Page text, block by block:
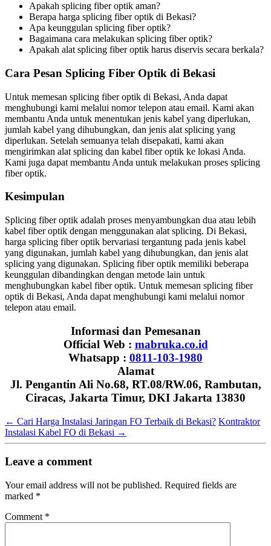
Apakah splicing fiber optik aman?
Berapa harga splicing fiber optik di Bekasi?
Apa keunggulan splicing fiber optik?
Bagaimana cara melakukan splicing fiber optik?
Apakah alat splicing fiber optik harus diservis secara berkala?
Cara Pesan Splicing Fiber Optik di Bekasi
Untuk memesan splicing fiber optik di Bekasi, Anda dapat
menghubungi kami melalui nomor telepon atau email. Kami akan
membantu Anda untuk menentukan jenis kabel yang diperlukan,
jumlah kabel yang dihubungkan, dan jenis alat splicing yang
diperlukan. Setelah semuanya telah disepakati, kami akan
mengirimkan alat splicing dan kabel fiber optik ke lokasi Anda.
Kami juga dapat membantu Anda untuk melakukan proses splicing
fiber optik.
Kesimpulan
Splicing fiber optik adalah proses menyambungkan dua atau lebih
kabel fiber optik dengan menggunakan alat splicing. Di Bekasi,
harga splicing fiber optik bervariasi tergantung pada jenis kabel
yang digunakan, jumlah kabel yang dihubungkan, dan jenis alat
splicing yang digunakan. Splicing fiber optik memiliki beberapa
keunggulan dibandingkan dengan metode lain untuk
menghubungkan kabel fiber optik. Untuk memesan splicing fiber
optik di Bekasi, Anda dapat menghubungi kami melalui nomor
telepon atau email.
Informasi dan Pemesanan
Official Web : mabruka.co.id
Whatsapp : 0811-103-1980
Alamat
Jl. Pengantin Ali No.68, RT.08/RW.06, Rambutan,
Ciracas, Jakarta Timur, DKI Jakarta 13830
← Cari Harga Instalasi Jaringan FO Terbaik di Bekasi? Kontraktor
Instalasi Kabel FO di Bekasi →
Leave a comment
Your email address will not be published. Required fields are
marked *
Comment *